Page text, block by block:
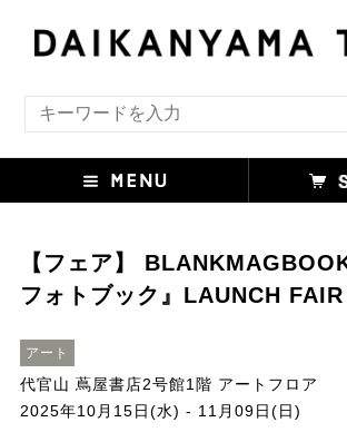
【フェア】
フォトブック』LAUNCH FAIR
アート
代官山 蔦屋書店2号館1階 アートフロア
2025年10月15日(水) - 11月09日(日)